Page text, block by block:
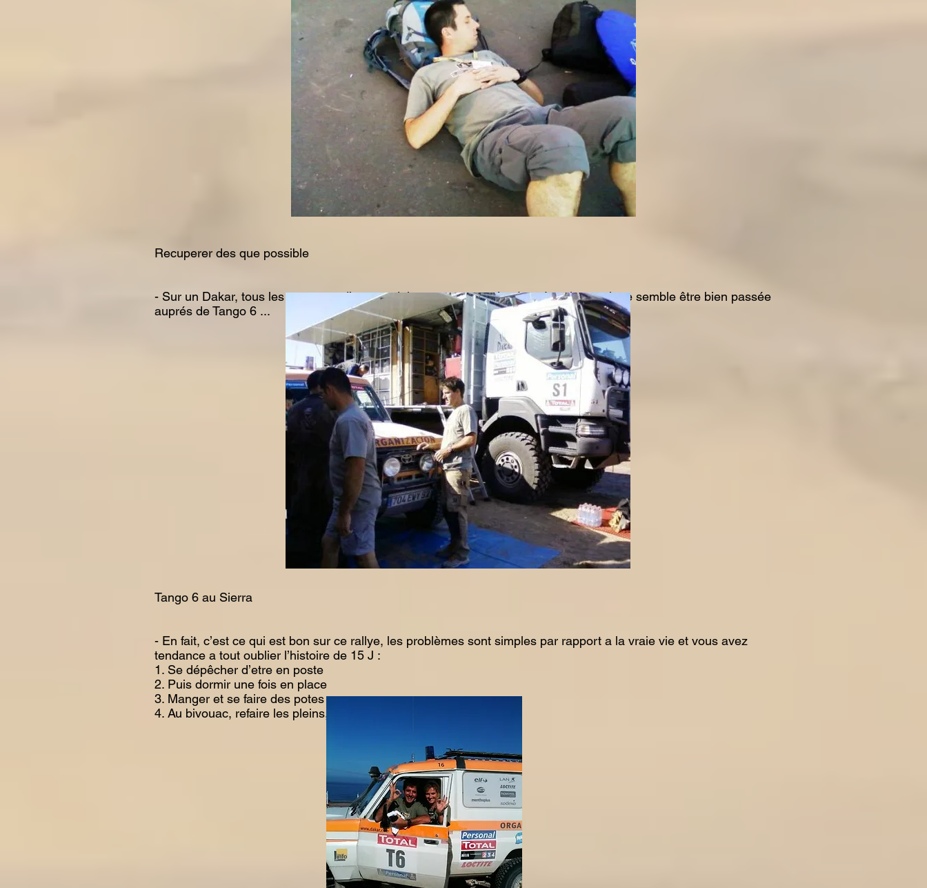
Recuperer des que possible
- Sur un Dakar, tous les moments d’attente doivent permettre de récupérer, la consigne semble être bien passée
auprés de Tango 6 ...
Tango 6 au Sierra
- En fait, c’est ce qui est bon sur ce rallye, les problèmes sont simples par rapport a la vraie vie et vous avez
tendance a tout oublier l’histoire de 15 J :
1. Se dépêcher d’etre en poste
2. Puis dormir une fois en place
3. Manger et se faire des potes
4. Au bivouac, refaire les pleins, faire la mécanique et vite se tirer..